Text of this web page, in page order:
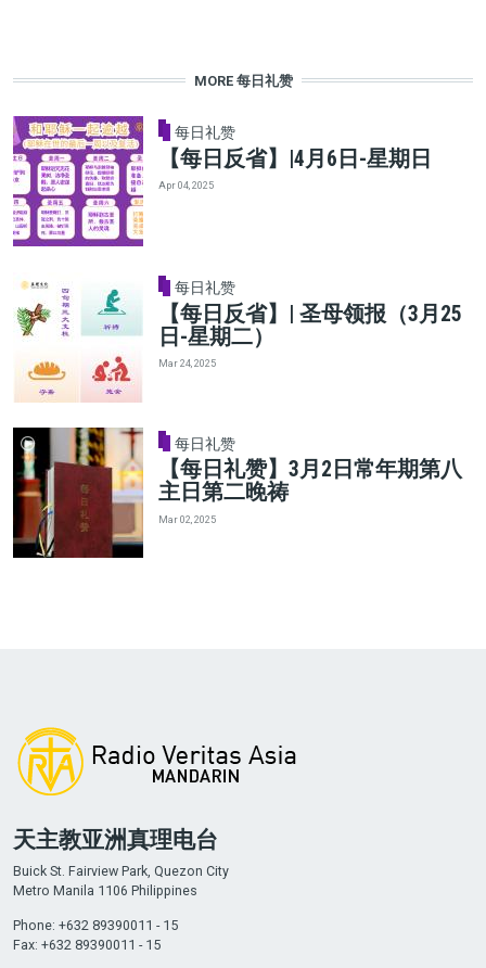
MORE 每日礼赞
每日礼赞
【每日反省】|4月6日-星期日
Apr 04, 2025
每日礼赞
【每日反省】| 圣母领报（3月25
日-星期二）
Mar 24, 2025
每日礼赞
【每日礼赞】3月2日常年期第八
主日第二晚祷
Mar 02, 2025
天主教亚洲真理电台
Buick St. Fairview Park, Quezon City
Metro Manila 1106 Philippines
Phone: +632 89390011 - 15
Fax: +632 89390011 - 15